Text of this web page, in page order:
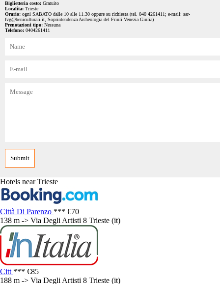
Biglietteria costo: Gratuito
Localita: Trieste
Orario: ogni SABATO dalle 10 alle 11.30 oppure su richiesta (tel. 040 4261411; e-mail: sar-
fvg@beniculturali.it, Soprintendenza Archeologia del Friuli Venezia Giulia)
Prenotazioni tipo: Nessuna
Telefono: 0404261411
Hotels near Trieste
Città Di Parenzo *** €70
138 m -> Via Degli Artisti 8 Trieste (it)
Citt *** €85
188 m -> Via Degli Artisti 8 Trieste (it)